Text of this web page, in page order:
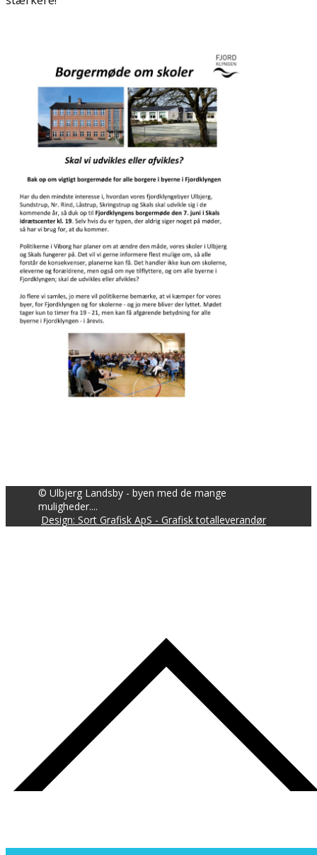
© Ulbjerg Landsby - byen med de mange
muligheder....
Design: Sort Grafisk ApS - Grafisk totalleverandør